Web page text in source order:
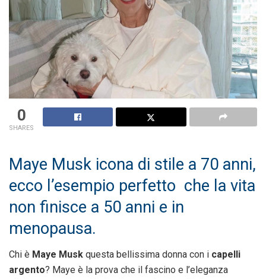
0
SHARES
Maye Musk icona di stile a 70 anni,
ecco l’esempio perfetto che la vita
non finisce a 50 anni e in
menopausa.
Chi è Maye Musk questa bellissima donna con i capelli
argento? Maye è la prova che il fascino e l’eleganza